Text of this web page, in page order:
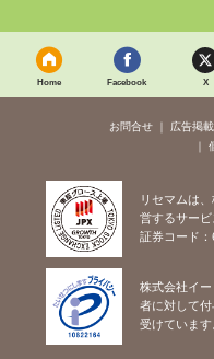
Home Facebook X
お問合せ 広告掲載
リセマムは
営するサービ
証券コード：
株式会社イ
者に対して
受けています